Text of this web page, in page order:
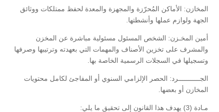
المخازن: الأماكن المُحرّزة والمجهزة والمعدة لحفظ ممتلكات ووثائق
الجهة ولوازم عملها وأنشطتها.
أمين المخـزن: الشخص المسئول مسئولية مباشرة عن المخزن
والمشرف على تخزين الأصناف والمهمات التي بعهدته وترتيبها وصرفها
وتسجيلها في السجلات الرسمية الخاصة بها.
الجـــــــــــرد: الحصر الإلزامي السنوي أو المفاجئ لكامل محتويات
المخازن أو بعضها.
مـادة (3) يهدف هذا القانون إلى تحقيق ما يلي: